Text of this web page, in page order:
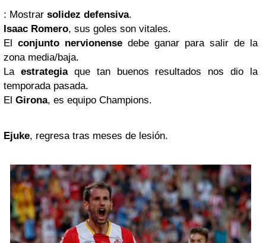
: Mostrar solidez defensiva.
Isaac Romero, sus goles son vitales.
El conjunto nervionense debe ganar para salir de la
zona media/baja.
La estrategia que tan buenos resultados nos dio la
temporada pasada.
El Girona, es equipo Champions.
Ejuke, regresa tras meses de lesión.